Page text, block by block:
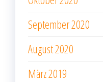
September 2020
August 2020
März 2019